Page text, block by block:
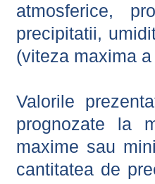
atmosferice,
precipitatii,
(viteza maxima
Valorile
prognozate la
maxime sau
cantitatea de